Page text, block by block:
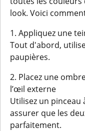
look. Voici
1. Appliquez une
Tout d'abord,
paupières.
2. Placez une
l’œil externe
Utilisez un
assurer que les
parfaitement.